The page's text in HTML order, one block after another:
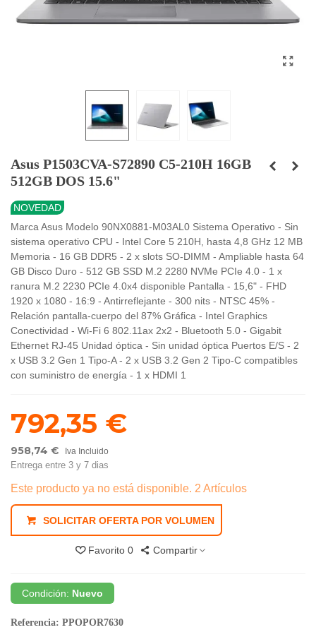
Asus P1503CVA-S72890 C5-210H 16GB
512GB DOS 15.6"
NOVEDAD
Marca Asus Modelo 90NX0881-M03AL0 Sistema Operativo - Sin
sistema operativo CPU - Intel Core 5 210H, hasta 4,8 GHz 12 MB
Memoria - 16 GB DDR5 - 2 x slots SO-DIMM - Ampliable hasta 64
GB Disco Duro - 512 GB SSD M.2 2280 NVMe PCIe 4.0 - 1 x
ranura M.2 2230 PCIe 4.0x4 disponible Pantalla - 15,6" - FHD
1920 x 1080 - 16:9 - Antirreflejante - 300 nits - NTSC 45% -
Relación pantalla-cuerpo del 87% Gráfica - Intel Graphics
Conectividad - Wi-Fi 6 802.11ax 2x2 - Bluetooth 5.0 - Gigabit
Ethernet RJ-45 Unidad óptica - Sin unidad óptica Puertos E/S - 2
x USB 3.2 Gen 1 Tipo-A - 2 x USB 3.2 Gen 2 Tipo-C compatibles
con suministro de energía - 1 x HDMI 1
792,35 €
958,74 € Iva Incluido
Entrega entre 3 y 7 dias
Este producto ya no está disponible. 2 Artículos
SOLICITAR OFERTA POR VOLUMEN
Favorito 0 Compartir
Condición: Nuevo
Referencia: PPOPOR7630